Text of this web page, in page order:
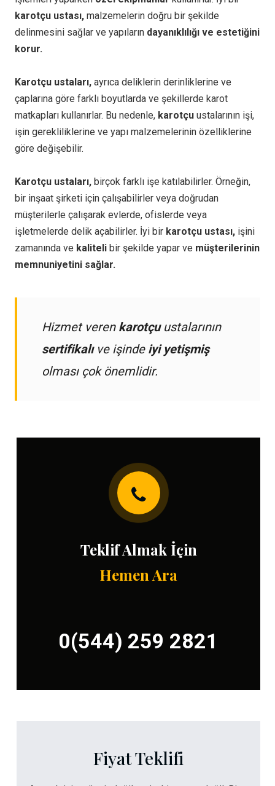
karotçu ustası, malzemelerin doğru bir şekilde
delinmesini sağlar ve yapıların dayanıklılığı ve estetiğini
korur.
Karotçu ustaları, ayrıca deliklerin derinliklerine ve
çaplarına göre farklı boyutlarda ve şekillerde karot
matkapları kullanırlar. Bu nedenle, karotçu ustalarının işi,
işin gerekliliklerine ve yapı malzemelerinin özelliklerine
göre değişebilir.
Karotçu ustaları, birçok farklı işe katılabilirler. Örneğin,
bir inşaat şirketi için çalışabilirler veya doğrudan
müşterilerle çalışarak evlerde, ofislerde veya
işletmelerde delik açabilirler. İyi bir karotçu ustası, işini
zamanında ve kaliteli bir şekilde yapar ve müşterilerinin
memnuniyetini sağlar.
Hizmet veren karotçuustalarının
sertifikalıve işinde iyi yetişmiş
olması çok önemlidir.
Teklif Almak İçin
Hemen Ara
0(544) 259 2821
Fiyat Teklifi